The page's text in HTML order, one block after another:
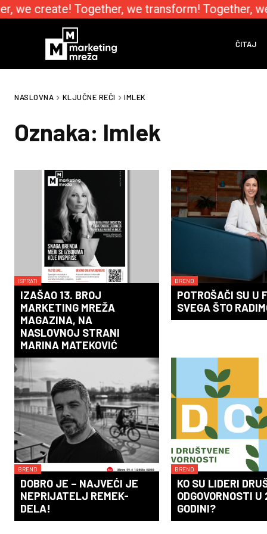
we create! Together, we transform! Together,
ČITAJ
NASLOVNA KLJUČNE REČI IMLEK
Oznaka: Imlek
ISPRATI
IZAŠAO 13. BROJ
MARKETING MREŽA
MAGAZINA, NA
NASLOVNOJ STRANI
MARINA MATEKOVIĆ
BREND
POTROŠAČI SU U
SVEGA ŠTO
BREND
DOBRO JE – NAJVEĆI JE
NEPRIJATELJ REMEK-
DELA!
BREND
KO SU LIDERI
ODGOVORNOSTI
GODINI?